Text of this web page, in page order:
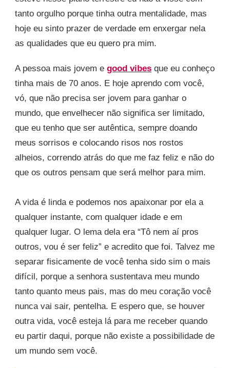
tanto orgulho porque tinha outra mentalidade, mas
hoje eu sinto prazer de verdade em enxergar nela
as qualidades que eu quero pra mim.
A pessoa mais jovem e good vibes que eu conheço
tinha mais de 70 anos. E hoje aprendo com você,
vó, que não precisa ser jovem para ganhar o
mundo, que envelhecer não significa ser limitado,
que eu tenho que ser autêntica, sempre doando
meus sorrisos e colocando risos nos rostos
alheios, correndo atrás do que me faz feliz e não do
que os outros pensam que será melhor para mim.
A vida é linda e podemos nos apaixonar por ela a
qualquer instante, com qualquer idade e em
qualquer lugar. O lema dela era “Tô nem aí pros
outros, vou é ser feliz” e acredito que foi. Talvez me
separar fisicamente de você tenha sido sim o mais
difícil, porque a senhora sustentava meu mundo
tanto quanto meus pais, mas do meu coração você
nunca vai sair, pentelha. E espero que, se houver
outra vida, você esteja lá para me receber quando
eu partir daqui, porque não existe a possibilidade de
um mundo sem você.